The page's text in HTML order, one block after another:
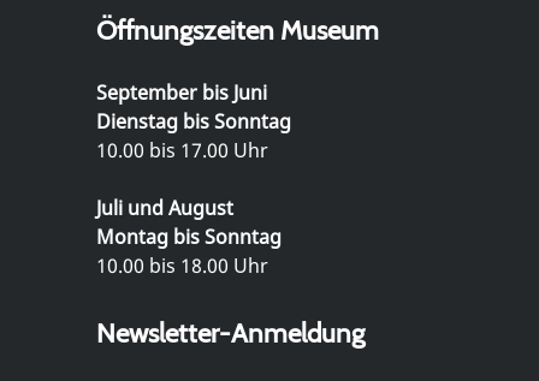
Öffnungszeiten Museum
September bis Juni
Dienstag bis Sonntag
10.00 bis 17.00 Uhr
Juli und August
Montag bis Sonntag
10.00 bis 18.00 Uhr
Newsletter-Anmeldung